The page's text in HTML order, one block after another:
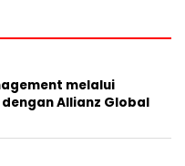
melalui
Allianz Global